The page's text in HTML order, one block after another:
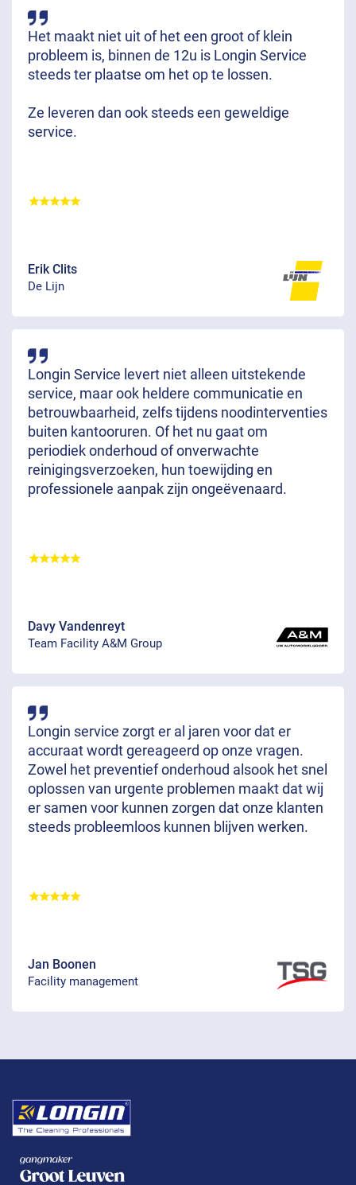
Het maakt niet uit of het een groot of klein
probleem is, binnen de 12u is Longin Service
steeds ter plaatse om het op te lossen.
Ze leveren dan ook steeds een geweldige
service.
Erik Clits
De Lijn
Longin Service levert niet alleen uitstekende
service, maar ook heldere communicatie en
betrouwbaarheid, zelfs tijdens noodinterventies
buiten kantooruren. Of het nu gaat om
periodiek onderhoud of onverwachte
reinigingsverzoeken, hun toewijding en
professionele aanpak zijn ongeëvenaard.
Davy Vandenreyt
Team Facility A&M Group
Longin service zorgt er al jaren voor dat er
accuraat wordt gereageerd op onze vragen.
Zowel het preventief onderhoud alsook het snel
oplossen van urgente problemen maakt dat wij
er samen voor kunnen zorgen dat onze klanten
steeds probleemloos kunnen blijven werken.
Jan Boonen
Facility management